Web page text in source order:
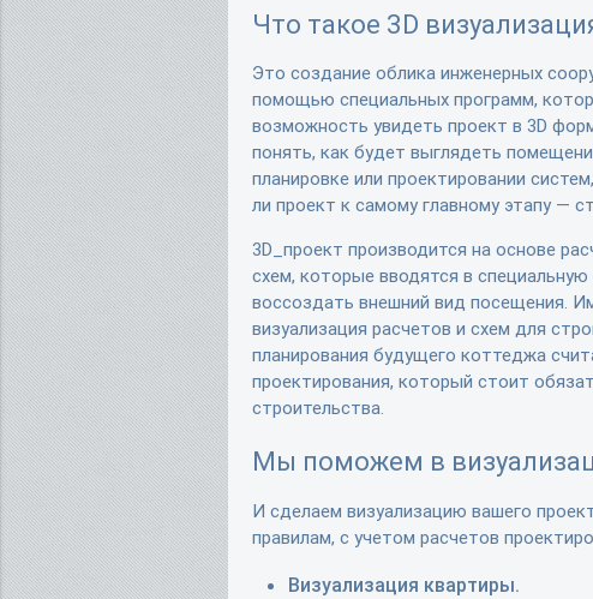
Что такое 3D
Это создание облика инженерных
помощью специальных программ,
возможность увидеть проект в 3D
понять, как будет выглядеть
планировке или проектировании
ли проект к самому главному этапу —
3D_проект производится на основе
схем, которые вводятся в
воссоздать внешний вид посещения.
визуализация расчетов и схем для
планирования будущего коттеджа
проектирования, который стоит
строительства.
Мы поможем в
И сделаем визуализацию вашего
правилам, с учетом расчетов
Визуализация квартиры.